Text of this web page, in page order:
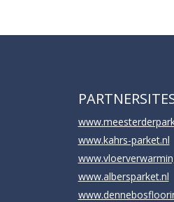
www.kahrs-parket.nl
www.albersparket.nl